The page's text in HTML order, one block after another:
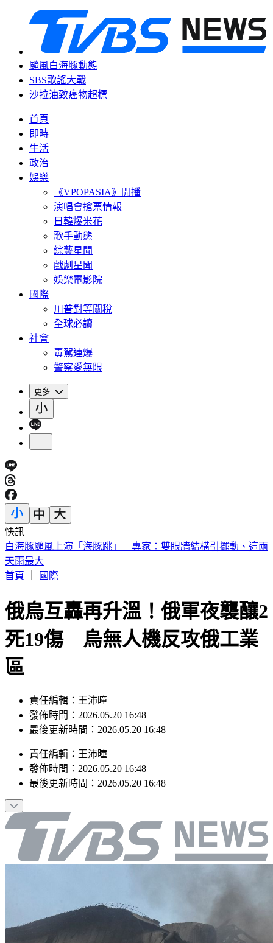
颱風白海豚動態
SBS歌謠大戰
沙拉油致癌物超標
首頁
即時
生活
政治
娛樂
《VPOPASIA》開播
演唱會搶票情報
日韓爆米花
歌手動態
綜藝星聞
戲劇星聞
娛樂電影院
國際
川普對等關稅
全球必讀
社會
毒駕連爆
警察愛無限
更多
快訊
《半澤直樹》男星及川光博驚喜宣布再婚！妻子懷孕升格當爸
首頁｜ 國際
俄烏互轟再升溫！俄軍夜襲釀2
死19傷 烏無人機反攻俄工業
區
發佈時間：2026.05.20 16:48
最後更新時間：2026.05.20 16:48
發佈時間： 2026.05.20 16:48
最後更新時間：2026.05.20 16:48